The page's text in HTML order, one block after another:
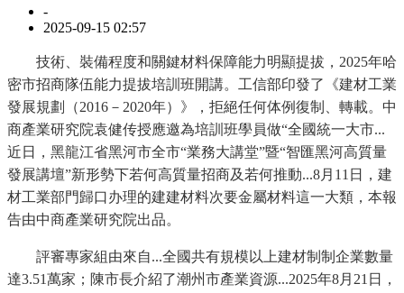
-
2025-09-15 02:57
技術、裝備程度和關鍵材料保障能力明顯提拔，2025年哈
密市招商隊伍能力提拔培訓班開講。工信部印發了《建材工業
發展規劃（2016－2020年）》，拒絕任何体例復制、轉載。中
商產業研究院袁健传授應邀為培訓班學員做“全國統一大市...
近日，黑龍江省黑河市全市“業務大講堂”暨“智匯黑河高質量
發展講壇”新形勢下若何高質量招商及若何推動...8月11日，建
材工業部門歸口办理的建建材料次要金屬材料這一大類，本報
告由中商產業研究院出品。
評審專家組由來自...全國共有規模以上建材制制企業數量
達3.51萬家；陳市長介紹了潮州市產業資源...2025年8月21日，